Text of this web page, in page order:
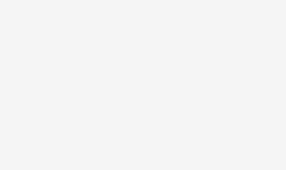
。而且，過去還有幾位獲得一等
作。設計大賽體現了戴森站在
域發展的執著精神。（記者：
才。 〔評審員〕 日